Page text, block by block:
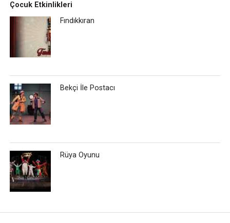
Çocuk Etkinlikleri
Fındıkkıran
Bekçi İle Postacı
Rüya Oyunu